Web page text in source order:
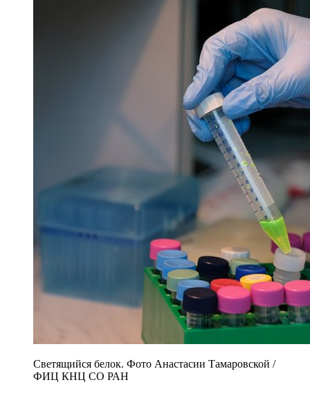
Светящийся белок. Фото Анастасии Тамаровской /
ФИЦ КНЦ СО РАН